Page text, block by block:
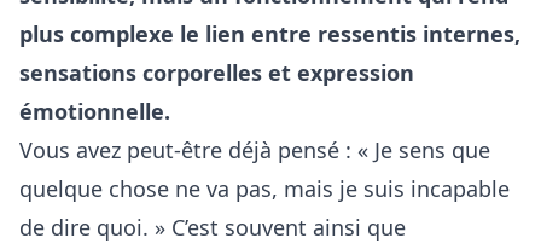
plus complexe le lien entre ressentis internes,
sensations corporelles et expression
émotionnelle.
Vous avez peut-être déjà pensé : « Je sens que
quelque chose ne va pas, mais je suis incapable
de dire quoi. » C’est souvent ainsi que